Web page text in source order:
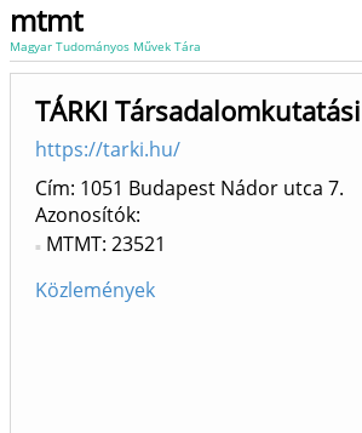
mtmt
Magyar Tudományos Művek Tára
TÁRKI
https://tarki.hu/
Cím: 1051 Budapest Nádor utca 7.
Azonosítók
MTMT: 23521
Közlemények